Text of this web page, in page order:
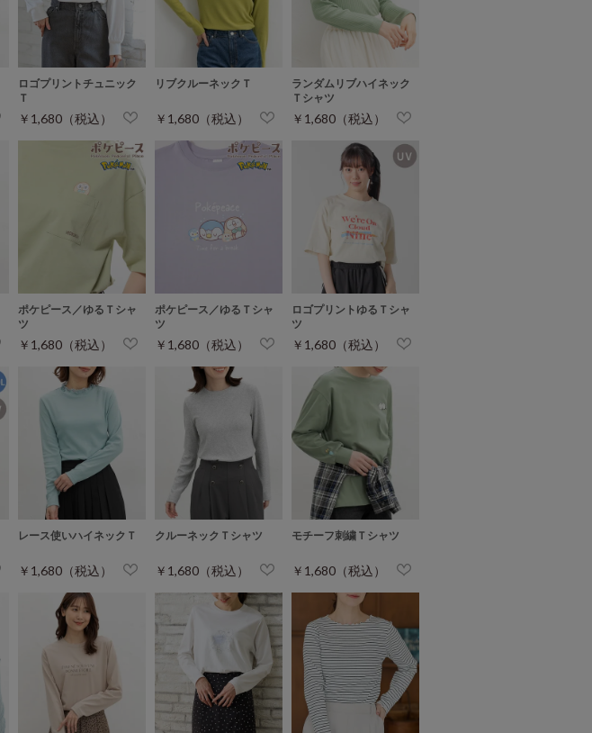
ロゴプリントチュニック
Ｔ
￥1,680（税込）
リブクルーネックＴ
￥1,680（税込）
ランダムリブハイネック
Ｔシャツ
￥1,680（税込）
ポケピース／ゆるＴシャ
ツ
￥1,680（税込）
ポケピース／ゆるＴシャ
ツ
￥1,680（税込）
ロゴプリントゆるＴシャ
ツ
￥1,680（税込）
レース使いハイネックＴ
￥1,680（税込）
クルーネックＴシャツ
￥1,680（税込）
モチーフ刺繍Ｔシャツ
￥1,680（税込）